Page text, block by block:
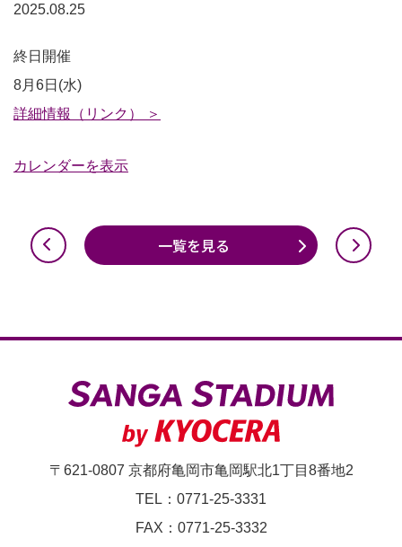
2025.08.25
プ
ロ
グ
ミ
～/17:00
終日開催
8月6日(水)
詳細情報（リンク） ＞
カレンダーを表示
一覧を見る
〒621-0807 京都府亀岡市亀岡駅北1丁目8番地2
TEL：0771-25-3331
FAX：0771-25-3332